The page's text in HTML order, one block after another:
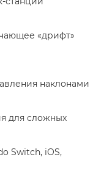
«дрифт»
наклонами
для сложных
Switch, iOS,